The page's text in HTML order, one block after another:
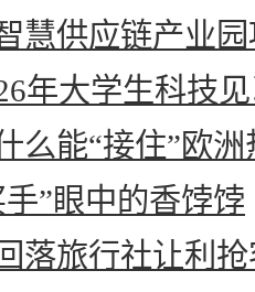
慧供应链产业
年大学生科技
么能“接住”欧
”眼中的香饽饽
落旅行社让利